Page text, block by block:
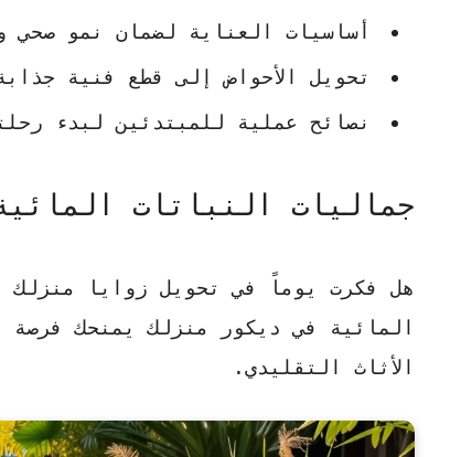
أساسيات العناية لضمان نمو صحي
تحويل الأحواض إلى قطع فنية
نصائح عملية للمبتدئين لبدء
جماليات النباتات
هل فكرت يوماً في تحويل زوايا
المائية في ديكور منزلك يمنحك فرصة
الأثاث التقليدي.